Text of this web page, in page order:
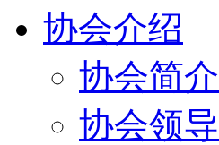
协会介绍
协会简介
协会领导